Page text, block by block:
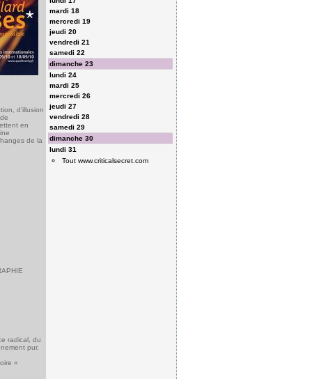
d’illusion
en
de la
radical, du
pur.
«
mardi 18
mercredi 19
jeudi 20
vendredi 21
samedi 22
dimanche 23
lundi 24
mardi 25
mercredi 26
jeudi 27
vendredi 28
samedi 29
dimanche 30
lundi 31
Tout www.criticalsecret.com